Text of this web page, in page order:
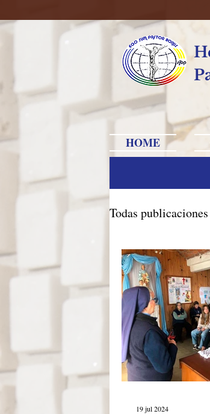
HOME
Todas publicaciones
Brasil Caxias
Itália-Albania-
19 jul 2024